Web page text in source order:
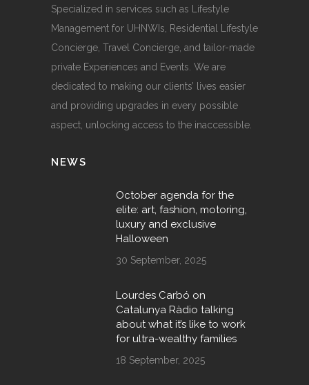
Specialized in services such as Lifestyle
Management for UHNWIs, Residential Lifestyle
Concierge, Travel Concierge, and tailor-made
private Experiences and Events. We are
dedicated to making our clients’ lives easier
and providing upgrades in every possible
aspect, unlocking access to the inaccessible.
NEWS
October agenda for the
elite: art, fashion, motoring,
luxury and exclusive
Halloween
30 September, 2025
Lourdes Carbó on
Catalunya Ràdio talking
about what it’s like to work
for ultra-wealthy families
18 September, 2025